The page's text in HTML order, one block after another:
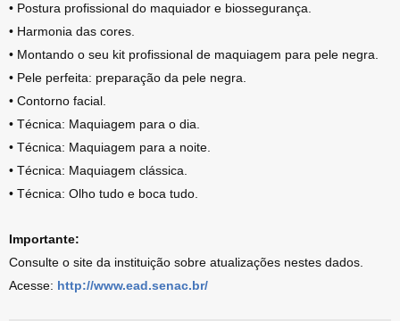
• Postura profissional do maquiador e biossegurança.
• Harmonia das cores.
• Montando o seu kit profissional de maquiagem para pele negra.
• Pele perfeita: preparação da pele negra.
• Contorno facial.
• Técnica: Maquiagem para o dia.
• Técnica: Maquiagem para a noite.
• Técnica: Maquiagem clássica.
• Técnica: Olho tudo e boca tudo.
Importante:
Consulte o site da instituição sobre atualizações nestes dados.
Acesse: http://www.ead.senac.br/